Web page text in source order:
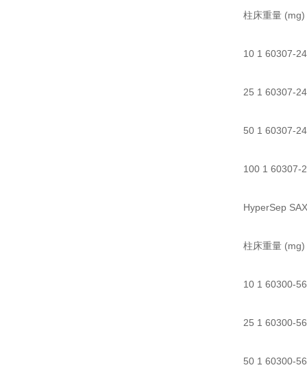
柱床重量
10 1 60307-
25 1 60307-
50 1 60307-
100 1 60307-
HyperSep
柱床重量
10 1 60300-
25 1 60300-
50 1 60300-